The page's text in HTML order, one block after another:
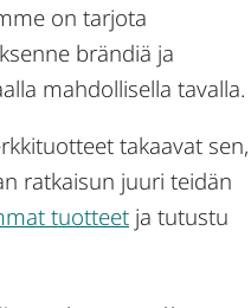
on tarjota
brändiä ja
mahdollisella tavalla.
takaavat sen,
ratkaisun juuri teidän
tuotteet ja tutustu